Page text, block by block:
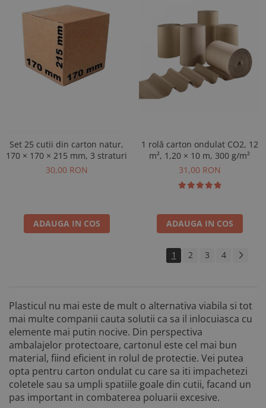
Set 25 cutii din carton natur,
170 × 170 × 215 mm, 3 straturi
30,00 RON
ADAUGA IN COS
1 rolă carton ondulat CO2, 12
m², 1,20 × 10 m, 300 g/m²
31,00 RON
ADAUGA IN COS
1 2 3 4
Plasticul nu mai este de mult o alternativa viabila si tot
mai multe companii cauta solutii ca sa il inlocuiasca cu
elemente mai putin nocive. Din perspectiva
ambalajelor protectoare, cartonul este cel mai bun
material, fiind eficient in rolul de protectie. Vei putea
opta pentru carton ondulat cu care sa iti impachetezi
coletele sau sa umpli spatiile goale din cutii, facand un
pas important in combaterea poluarii excesive.